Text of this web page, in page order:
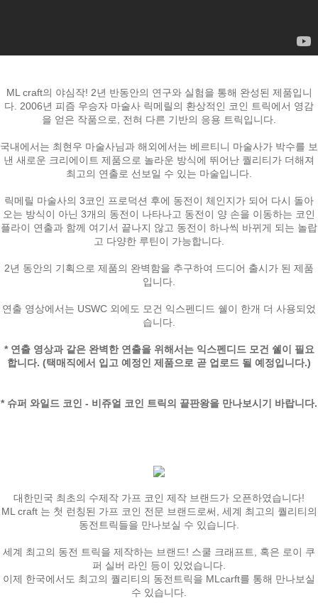
ML craft의 야심작! 2년 반동안의 연구와 실험을 통해 완성된 제품입니
다. 2006년 피즘 우승자 마술사 릭메릴의 환상적인 코인 트릭에서 영감
을 얻은 작품으로, 전혀 다른 기반의 응용 트릭입니다.
국내에서는 최현우 마술사님과 해외에서는 베르티니 마술사가 박수를 보
낸 새로운 크리에이트 제품으로 놀라운 방식에 뛰어난 퀄리티가 더해져
최고의 연출로 선보일 수 있는 마술입니다.
릭메릴 마술사의 3코인 프로덕션 후에 동전이 체인지가 되어 다시 돌아
오는 방식이 아닌 3개의 동전이 나타나고 동전이 양 손을 이동하는 코인
플라이 연출과 함께 여기서 끝나지 않고 동전이 하나씩 바뀌게 되는 놀랍
고 다양한 루틴이 가능합니다.
2년 동안의 기획으로 제품의 완벽함을 추구하여 드디어 출시가 된 제품
입니다.
연출 영상에서는 USWC 외에도 모건 익스펜디드 쉘이 한개 더 사용되었
습니다.
* 연출 영상과 같은 완벽한 연출을 위해서는 익스펜디드 모건 쉘이 필요
합니다. (택매직에서 입고 예정인 제품으로 곧 업로드 될 예정입니다.)
* 슈퍼 와일드 코인 - 비쥬얼 코인 트릭의 끝판왕을 만나보시기 바랍니다.
대한민국 최초의 수제작 가프 코인 제작 브랜드가 오픈하였습니다!
ML craft 는 첫 런칭된 가프 코인 전문 브랜드로써, 세계 최고의 퀄리티의
동전트릭들을 만나보실 수 있습니다.
세계 최고의 동전 트릭을 제작하는 브랜드! 스쿨 크래프트, 혹은 로이 쿠
퍼 실버 라인 등이 있었습니다.
이제 한국에서도 최고의 퀄리티의 동전트릭을 MLcarft를 통해 만나보실
수 있습니다.